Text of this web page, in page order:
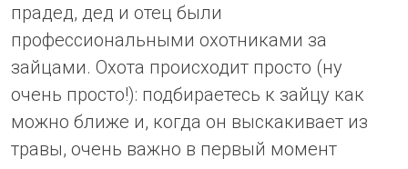
прадед, дед и отец были
профессиональными охотниками за
зайцами. Охота происходит просто (ну
очень просто!): подбираетесь к зайцу как
можно ближе и, когда он выскакивает из
травы, очень важно в первый момент